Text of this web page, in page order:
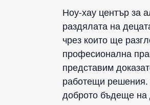
Ноу-хау център за
раздялата на
чрез които ще
професионална
представим
работещи решения.
доброто бъдеще на